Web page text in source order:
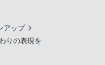
アップ
りの表現を